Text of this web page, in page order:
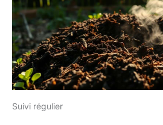
Suivi régulier